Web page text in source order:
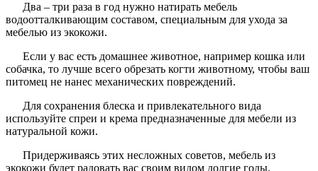
Два – три раза в год нужно натирать мебель
водоотталкивающим составом, специальным для ухода за
мебелью из экокожи.
Если у вас есть домашнее животное, например кошка или
собачка, то лучше всего обрезать когти животному, чтобы ваш
питомец не нанес механических повреждений.
Для сохранения блеска и привлекательного вида
используйте спреи и крема предназначенные для мебели из
натуральной кожи.
Придерживаясь этих несложных советов, мебель из
экокожи будет радовать вас своим видом долгие годы.